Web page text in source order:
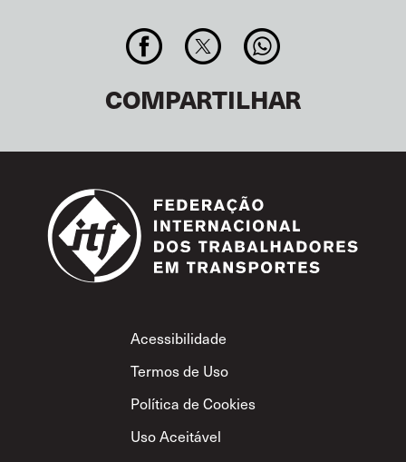
COMPARTILHAR
Footer
Acessibilidade
Termos de Uso
Política de Cookies
Uso Aceitável